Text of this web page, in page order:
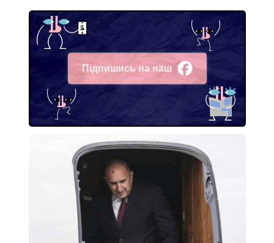
Підпишись на наш
Facebook